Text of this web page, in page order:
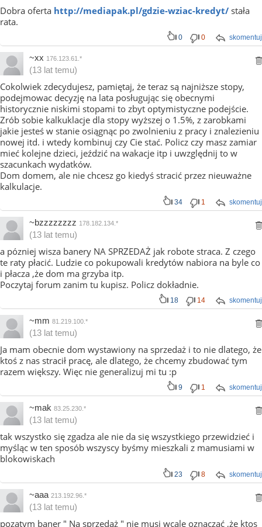
Dobra oferta http://mediapak.pl/gdzie-wziac-kredyt/ stała
rata.
skomentuj
0 0
~xx 176.123.61.*
(13 lat temu)
Cokolwiek zdecydujesz, pamiętaj, że teraz są najniższe stopy,
podejmowac decyzję na lata posługując się obecnymi
historycznie niskimi stopami to zbyt optymistyczne podejście.
Zrób sobie kalkuklacje dla stopy wyższej o 1.5%, z zarobkami
jakie jesteś w stanie osiągnąc po zwolnieniu z pracy i znalezieniu
nowej itd. i wtedy kombinuj czy Cie stać. Policz czy masz zamiar
mieć kolejne dzieci, jeździć na wakacje itp i uwzględnij to w
szacunkach wydatków.
Dom domem, ale nie chcesz go kiedyś stracić przez nieuważne
kalkulacje.
skomentuj
34 1
~bzzzzzzzz 178.182.134.*
(13 lat temu)
a pózniej wisza banery NA SPRZEDAŻ jak robote straca. Z czego
te raty płacić. Ludzie co pokupowali kredytów nabiora na byle co
i płacza ,że dom ma grzyba itp.
Poczytaj forum zanim tu kupisz. Policz dokładnie.
skomentuj
18 14
~mm 81.219.100.*
(13 lat temu)
Ja mam obecnie dom wystawiony na sprzedaż i to nie dlatego, że
ktoś z nas stracił pracę, ale dlatego, że chcemy zbudować tym
razem większy. Więc nie generalizuj mi tu :p
skomentuj
9 1
~mak 83.25.230.*
(13 lat temu)
tak wszystko się zgadza ale nie da się wszystkiego przewidzieć i
myśląc w ten sposób wszyscy byśmy mieszkali z mamusiami w
blokowiskach
skomentuj
23 8
~aaa 213.192.96.*
(13 lat temu)
pozatym baner " Na sprzedaż " nie musi wcale oznaczać ,że ktos